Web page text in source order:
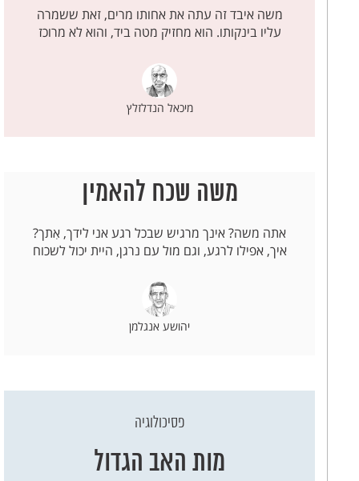
משה איבד זה עתה את אחותו מרים, זאת ששמרה
עליו בינקותו. הוא מחזיק מטה ביד, והוא לא מרוכז
מיכאל הנדלזלץ
משה שכח להאמין
אתה משה? אינך מרגיש שבכל רגע אני לידך, אִתך?
איך, אפילו לרגע, וגם מול עם נרגן, היית יכול לשכוח
יהושע אנגלמן
פסיכולוגיה
מות האב הגדול